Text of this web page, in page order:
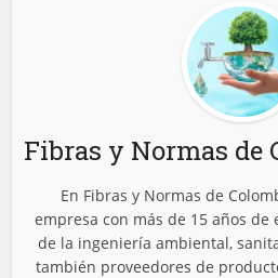
Fibras y Normas de
En Fibras y Normas de
empresa con más de 15 años
de la ingeniería ambiental,
también proveedores de